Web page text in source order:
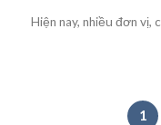
Hiện nay, nhiều đơn vị,
1